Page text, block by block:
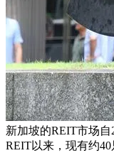
新加坡的REIT市场
REIT以来，现有约